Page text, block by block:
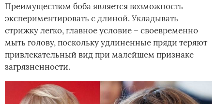
Преимуществом боба является возможность
экспериментировать с длиной. Укладывать
стрижку легко, главное условие – своевременно
мыть голову, поскольку удлиненные пряди теряют
привлекательный вид при малейшем признаке
загрязненности.